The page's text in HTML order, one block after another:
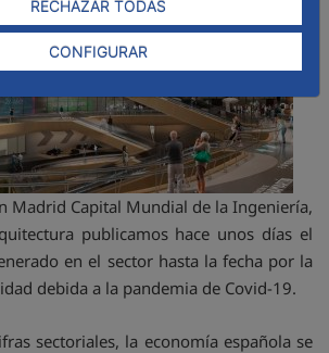
RECHAZAR TODAS
CONFIGURAR
Madrid Capital Mundial de la Ingeniería,
publicamos hace unos días el
en el sector hasta la fecha por la
debida a la pandemia de Covid-19.
sectoriales, la economía española se